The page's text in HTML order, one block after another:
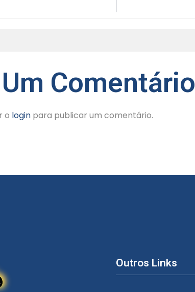
Comentário
o login para publicar um comentário.
Outros Links